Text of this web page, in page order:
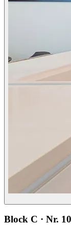
Block C · Nr.